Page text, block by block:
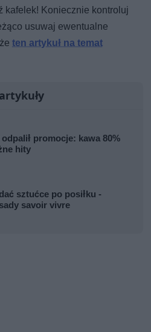
kafelek! Koniecznie kontroluj
usuwaj ewentualne
ten artykuł na temat
promocje: kawa 80%
hity
sztućce po posiłku -
savoir vivre